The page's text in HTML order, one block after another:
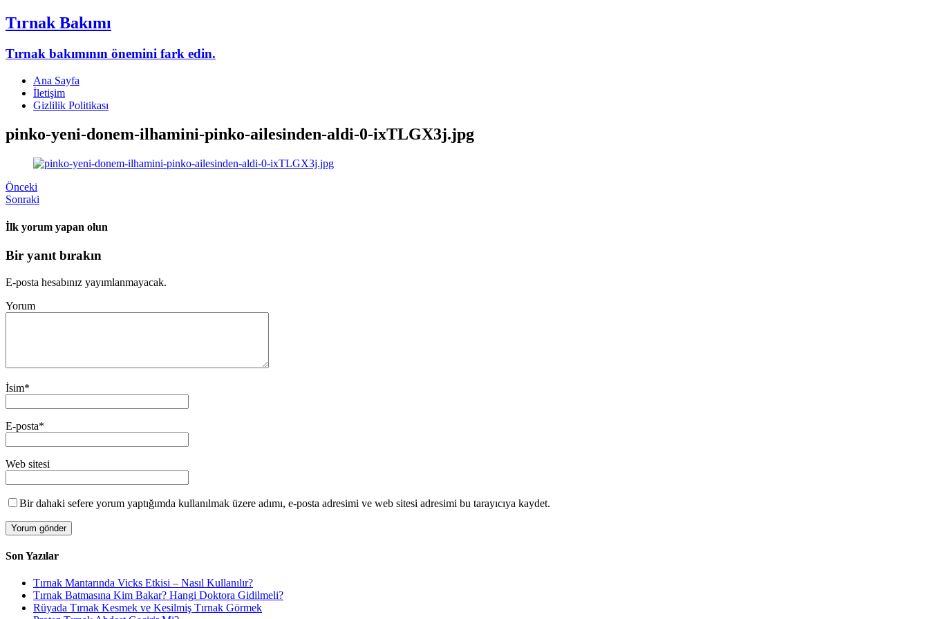
Tırnak Bakımı
Tırnak bakımının önemini fark edin.
Ana Sayfa
İletişim
Gizlilik Politikası
pinko-yeni-donem-ilhamini-pinko-ailesinden-aldi-0-ixTLGX3j.jpg
Önceki
Sonraki
İlk yorum yapan olun
Bir yanıt bırakın
E-posta hesabınız yayımlanmayacak.
Yorum
İsim*
E-posta*
Web sitesi
Bir dahaki sefere yorum yaptığımda kullanılmak üzere adımı, e-posta adresimi ve web sitesi adresimi bu tarayıcıya kaydet.
Son Yazılar
Tırnak Mantarında Vicks Etkisi – Nasıl Kullanılır?
Tırnak Batmasına Kim Bakar? Hangi Doktora Gidilmeli?
Rüyada Tırnak Kesmek ve Kesilmiş Tırnak Görmek